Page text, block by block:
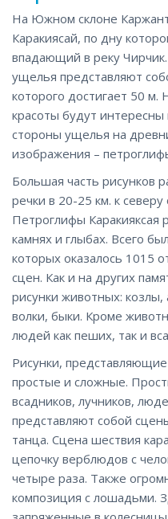
На Южном склоне
Каракиясай, по дну
впадающий в реку
ущелья представляют
которого достигает 50
красоты будут
стороны ущелья на
изображения –
Большая часть рисунков
речки в 20-25 км. к северу
Петроглифы
камнях и глыбах. Всего
которых оказалось 1015
сцен. Как и на других
рисунки животных:
волки, быки. Кроме
людей как пеших, так и
Рисунки,
простые и сложные.
всадников, лучников,
представляют собой
танца. Сцена шествия
цепочку верблюдов с
четыре раза. Также
композиция с лошадьми.